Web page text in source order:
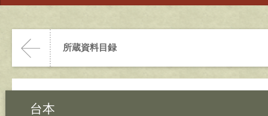
所蔵資料目録
台本